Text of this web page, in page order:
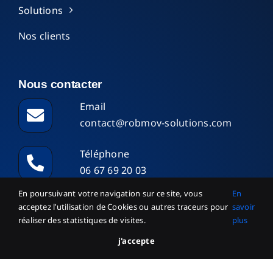
Solutions
Nos clients
Nous contacter
Email
contact@robmov-solutions.com
Téléphone
06 67 69 20 03
En poursuivant votre navigation sur ce site, vous
acceptez l’utilisation de Cookies ou autres traceurs pour
réaliser des statistiques de visites.
En
savoir
plus
j'accepte